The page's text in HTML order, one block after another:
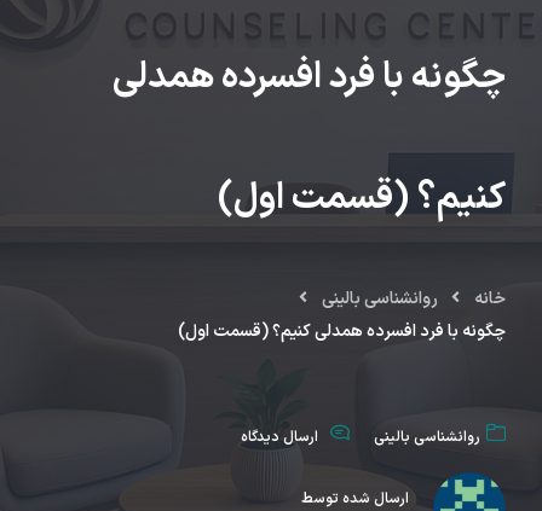
چگونه با فرد افسرده همدلی
کنیم؟ (قسمت اول)
خانه
روانشناسی بالینی
چگونه با فرد افسرده همدلی کنیم؟ (قسمت اول)
روانشناسی بالینی ارسال دیدگاه
ارسال شده توسط